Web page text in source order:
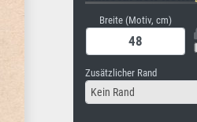
Breite (Motiv, cm)
Zusätzlicher Rand
Kein Rand